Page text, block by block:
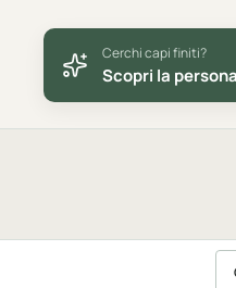
Cerchi capi finiti?
Scopri la